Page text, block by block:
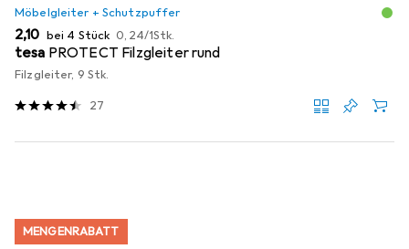
Möbelgleiter + Schutzpuffer
EUR
2,10 bei 4 Stück EUR
0,24/1Stk.
tesa PROTECT Filzgleiter rund
Filzgleiter, 9 Stk.
27
MENGENRABATT